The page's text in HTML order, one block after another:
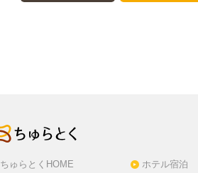
ちゅらとくHOME ホテル宿泊